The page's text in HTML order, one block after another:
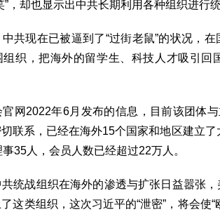
”，却也显示出中共长期利用各种组织进行
共现在已被逼到了“过街老鼠”的状况，
组织，把海外的留学生、科技人才吸引回
网2022年6月发布的信息，目前该团体
联系，已经在海外15个国家和地区建立
35人，会员人数已经超过22万人。
统战组织在海外的渗透与扩张日益嚣张
这类组织，这次习近平的“泄密”，将会使